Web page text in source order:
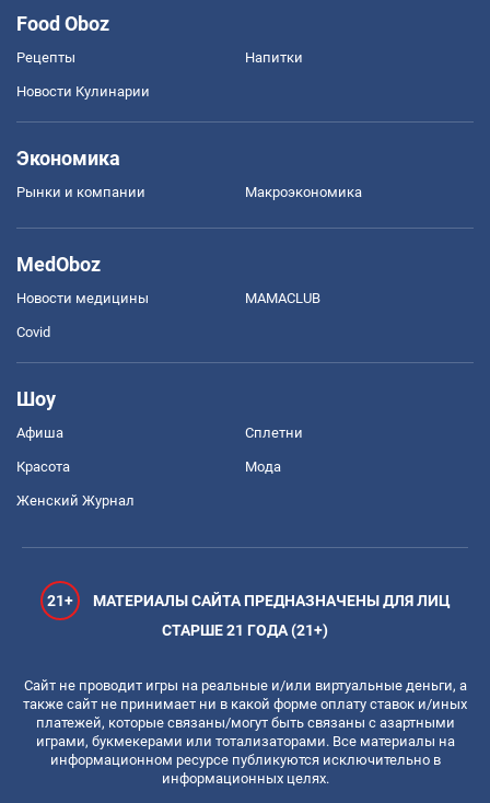
Food Oboz
Рецепты Напитки
Новости Кулинарии
Экономика
Рынки и компании Mакроэкономика
MedOboz
Новости медицины MAMACLUB
Covid
Шоу
Афиша Сплетни
Красота Мода
Женский Журнал
21+
МАТЕРИАЛЫ САЙТА ПРЕДНАЗНАЧЕНЫ ДЛЯ ЛИЦ
СТАРШЕ 21 ГОДА (21+)
Сайт не проводит игры на реальные и/или виртуальные деньги, а
также сайт не принимает ни в какой форме оплату ставок и/иных
платежей, которые связаны/могут быть связаны с азартными
играми, букмекерами или тотализаторами. Все материалы на
информационном ресурсе публикуются исключительно в
информационных целях.